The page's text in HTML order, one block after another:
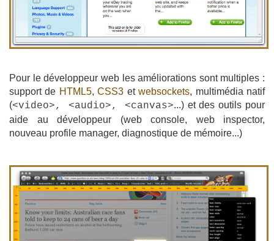
Pour le développeur web les améliorations sont multiples :
support de HTML5,CSS3 etwebsockets, multimédia natif
(<video>, <audio>, <canvas>...) et des outils pour
aide au développeur (web console, web inspector,
nouveau profile manager, diagnostique de mémoire...)